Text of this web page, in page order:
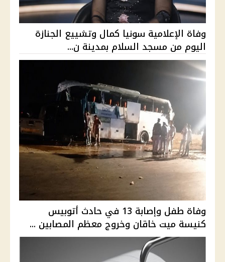
وفاة الإعلامية سونيا كمال وتشييع الجنازة
اليوم من مسجد السلام بمدينة ن...
وفاة طفل وإصابة 13 في حادث أتوبيس
كنيسة ميت خاقان وخروج معظم المصابين ...